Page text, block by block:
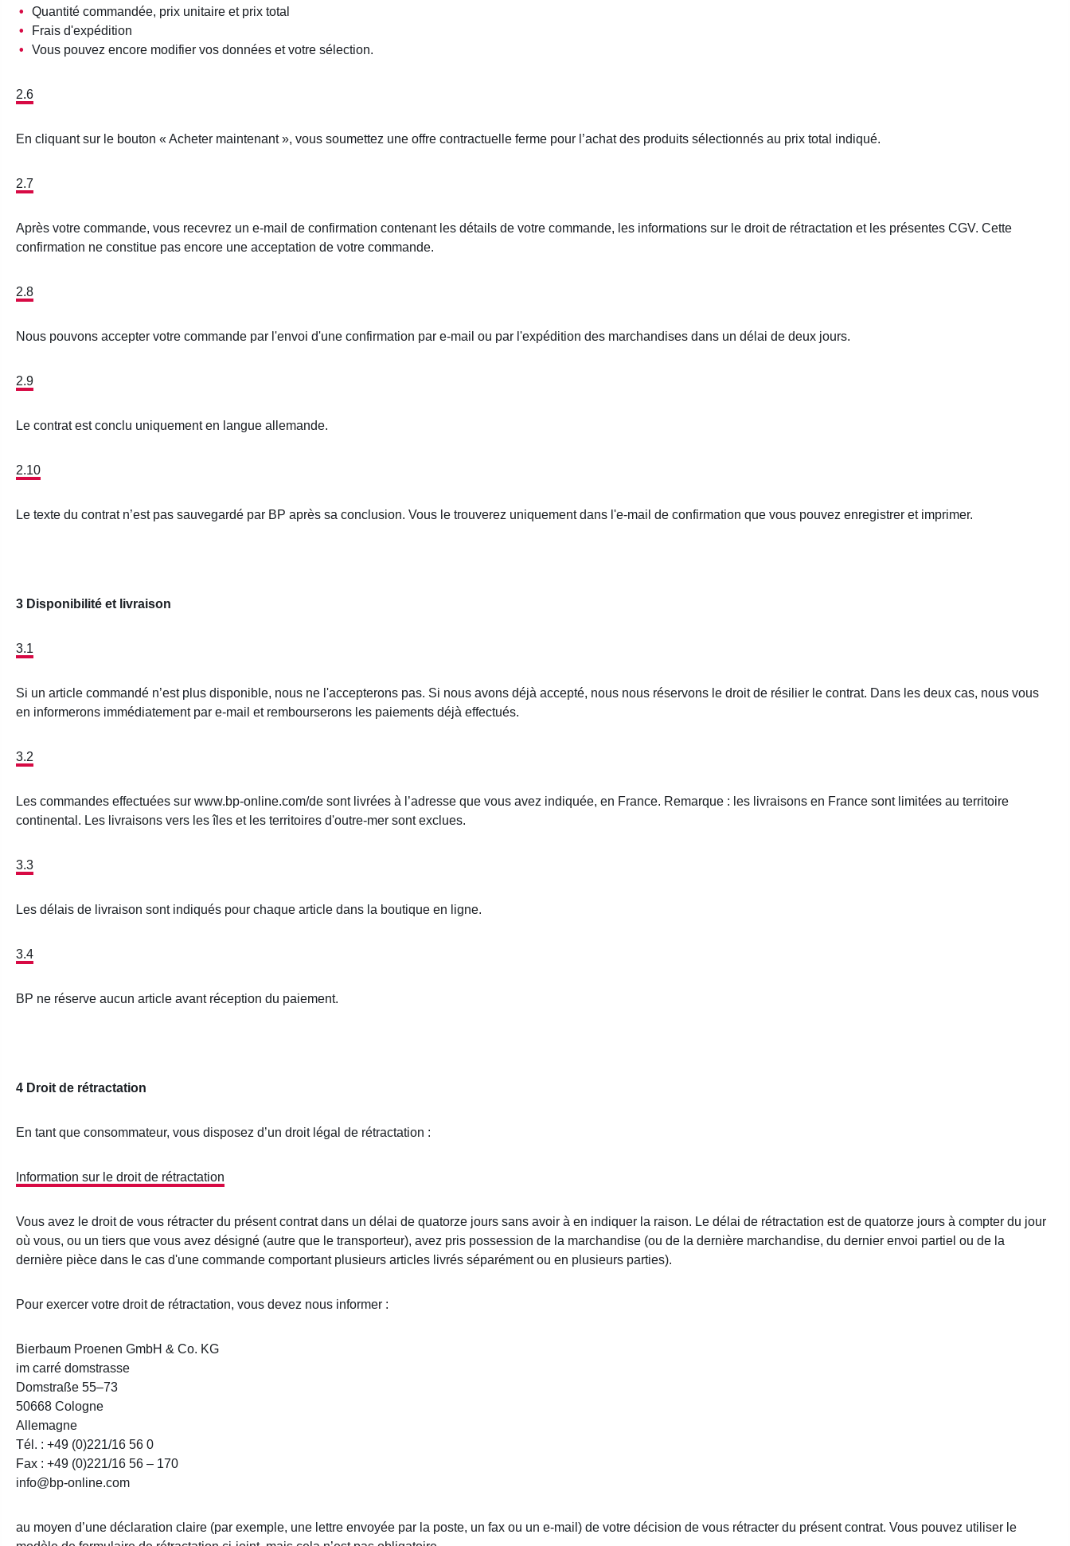
Quantité commandée, prix unitaire et prix total
Frais d'expédition
Vous pouvez encore modifier vos données et votre sélection.
2.6
En cliquant sur le bouton « Acheter maintenant », vous soumettez une offre contractuelle ferme pour l’achat des produits sélectionnés au prix total indiqué.
2.7
Après votre commande, vous recevrez un e-mail de confirmation contenant les détails de votre commande, les informations sur le droit de rétractation et les présentes CGV. Cette
confirmation ne constitue pas encore une acceptation de votre commande.
2.8
Nous pouvons accepter votre commande par l'envoi d'une confirmation par e-mail ou par l'expédition des marchandises dans un délai de deux jours.
2.9
Le contrat est conclu uniquement en langue allemande.
2.10
Le texte du contrat n’est pas sauvegardé par BP après sa conclusion. Vous le trouverez uniquement dans l'e-mail de confirmation que vous pouvez enregistrer et imprimer.
3 Disponibilité et livraison
3.1
Si un article commandé n’est plus disponible, nous ne l'accepterons pas. Si nous avons déjà accepté, nous nous réservons le droit de résilier le contrat. Dans les deux cas, nous vous
en informerons immédiatement par e-mail et rembourserons les paiements déjà effectués.
3.2
Les commandes effectuées sur www.bp-online.com/de sont livrées à l’adresse que vous avez indiquée, en France. Remarque : les livraisons en France sont limitées au territoire
continental. Les livraisons vers les îles et les territoires d'outre-mer sont exclues.
3.3
Les délais de livraison sont indiqués pour chaque article dans la boutique en ligne.
3.4
BP ne réserve aucun article avant réception du paiement.
4 Droit de rétractation
En tant que consommateur, vous disposez d’un droit légal de rétractation :
Information sur le droit de rétractation
Vous avez le droit de vous rétracter du présent contrat dans un délai de quatorze jours sans avoir à en indiquer la raison. Le délai de rétractation est de quatorze jours à compter du jour
où vous, ou un tiers que vous avez désigné (autre que le transporteur), avez pris possession de la marchandise (ou de la dernière marchandise, du dernier envoi partiel ou de la
dernière pièce dans le cas d'une commande comportant plusieurs articles livrés séparément ou en plusieurs parties).
Pour exercer votre droit de rétractation, vous devez nous informer :
Bierbaum Proenen GmbH & Co. KG
im carré domstrasse
Domstraße 55–73
50668 Cologne
Allemagne
Tél. : +49 (0)221/16 56 0
Fax : +49 (0)221/16 56 – 170
info@bp-online.com
au moyen d’une déclaration claire (par exemple, une lettre envoyée par la poste, un fax ou un e-mail) de votre décision de vous rétracter du présent contrat. Vous pouvez utiliser le